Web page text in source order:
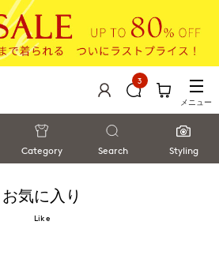
3
メニュー
Category Search Styling
お気に入り
Like